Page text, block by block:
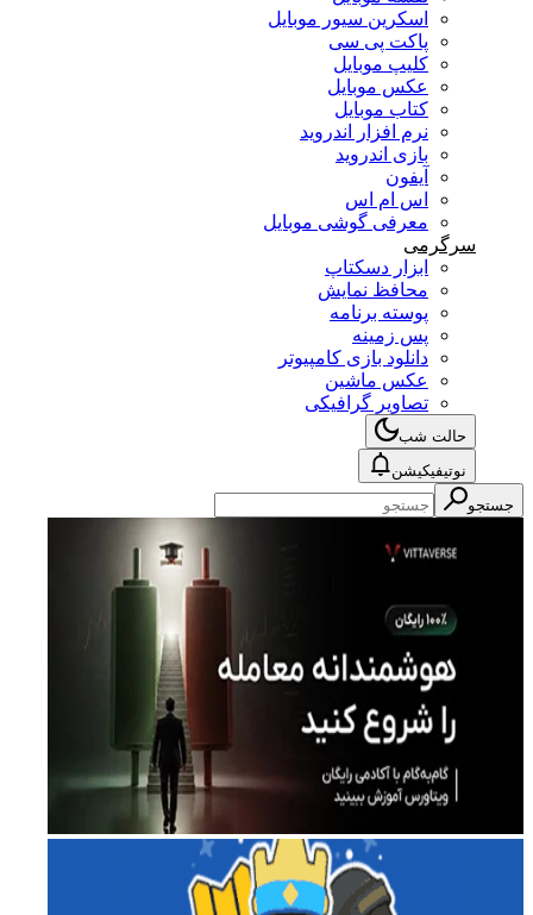
اسکرین سیور موبایل
پاکت پی سی
کلیپ موبایل
عکس موبایل
کتاب موبایل
نرم افزار اندروید
بازی اندروید
آیفون
اس ام اس
معرفی گوشی موبایل
سرگرمی
ابزار دسکتاپ
محافظ نمایش
پوسته برنامه
پس زمینه
دانلود بازی کامپیوتر
عکس ماشین
تصاویر گرافیکی
حالت شب
نوتیفیکیشن
جستجو